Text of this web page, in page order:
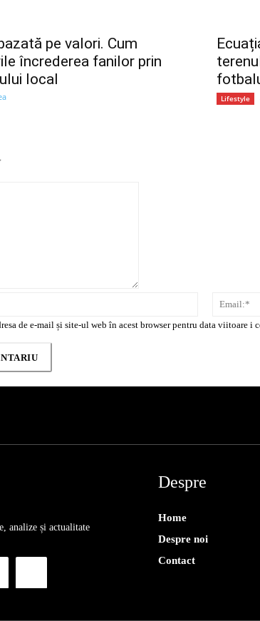
pe valori. Cum
încrederea fanilor prin
local
Lifestyle
Nume:*
de e-mail și site-ul web în acest browser pentru data viitoare i
analize și actualitate
Despre
Home
Despre noi
Contact